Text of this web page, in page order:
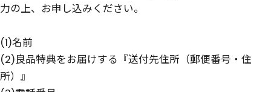
力の上、お申し込みください。
(1)名前
(2)良品特典をお届けする『送付先住所（郵便番号・住
所）』